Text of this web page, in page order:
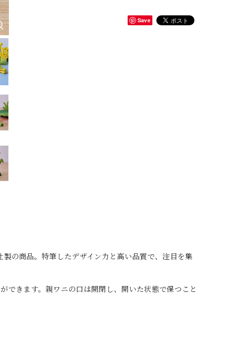
Save
の商品。特筆したデザイン力と高い品質で、注目を集
できます。親ワニの口は開閉し、開いた状態で保つこと